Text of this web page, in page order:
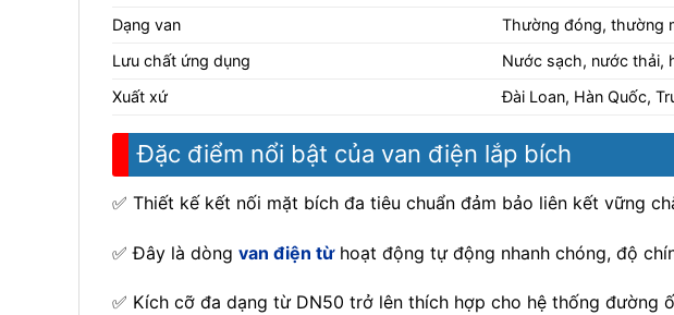
Dạng van
Thường đóng, thường
Lưu chất ứng dụng
Nước sạch, nước thải,
Xuất xứ
Đài Loan, Hàn Quốc,
Đặc điểm nổi bật của van điện lắp bích
✅ Thiết kế kết nối mặt bích đa tiêu chuẩn đảm bảo liên kết vững
✅ Đây là dòng van điện từhoạt động tự động nhanh chóng, độ
✅ Kích cỡ đa dạng từ DN50 trở lên thích hợp cho hệ thống đường